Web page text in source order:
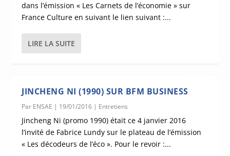
dans l’émission « Les Carnets de l’économie » sur
France Culture en suivant le lien suivant :...
LIRE LA SUITE
JINCHENG NI (1990) SUR BFM BUSINESS
Par ENSAE | 19/01/2016 | Entretiens
Jincheng Ni (promo 1990) était ce 4 janvier 2016
l’invité de Fabrice Lundy sur le plateau de l’émission
« Les décodeurs de l’éco ». Pour le revoir :...